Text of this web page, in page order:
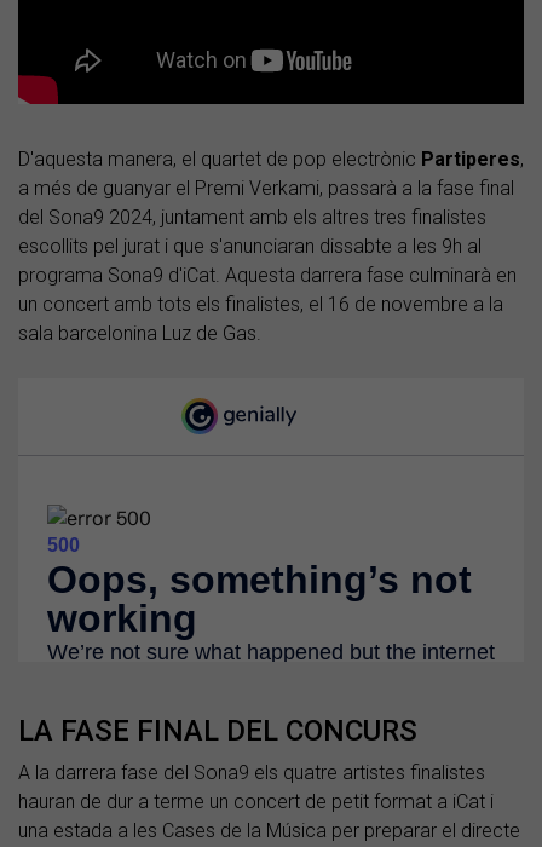
D'aquesta manera, el quartet de pop electrònic Partiperes,
a més de guanyar el Premi Verkami, passarà a la fase final
del Sona9 2024, juntament amb els altres tres finalistes
escollits pel jurat i que s'anunciaran dissabte a les 9h al
programa Sona9 d'iCat. Aquesta darrera fase culminarà en
un concert amb tots els finalistes, el 16 de novembre a la
sala barcelonina Luz de Gas.
LA FASE FINAL DEL CONCURS
A la darrera fase del Sona9 els quatre artistes finalistes
hauran de dur a terme un concert de petit format a iCat i
una estada a les Cases de la Música per preparar el directe